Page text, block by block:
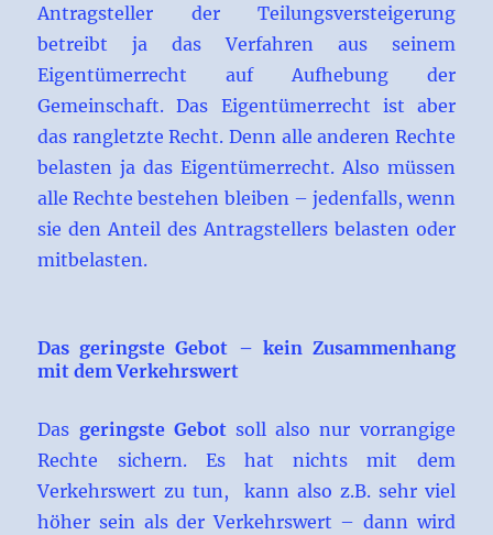
Antragsteller der Teilungsversteigerung
betreibt ja das Verfahren aus seinem
Eigentümerrecht auf Aufhebung der
Gemeinschaft. Das Eigentümerrecht ist aber
das rangletzte Recht. Denn alle anderen Rechte
belasten ja das Eigentümerrecht. Also müssen
alle Rechte bestehen bleiben – jedenfalls, wenn
sie den Anteil des Antragstellers belasten oder
mitbelasten.
Das geringste Gebot – kein Zusammenhang
mit dem Verkehrswert
Das geringste Gebotsoll also nur vorrangige
Rechte sichern. Es hat nichts mit dem
Verkehrswert zu tun, kann also z.B. sehr viel
höher sein als der Verkehrswert – dann wird